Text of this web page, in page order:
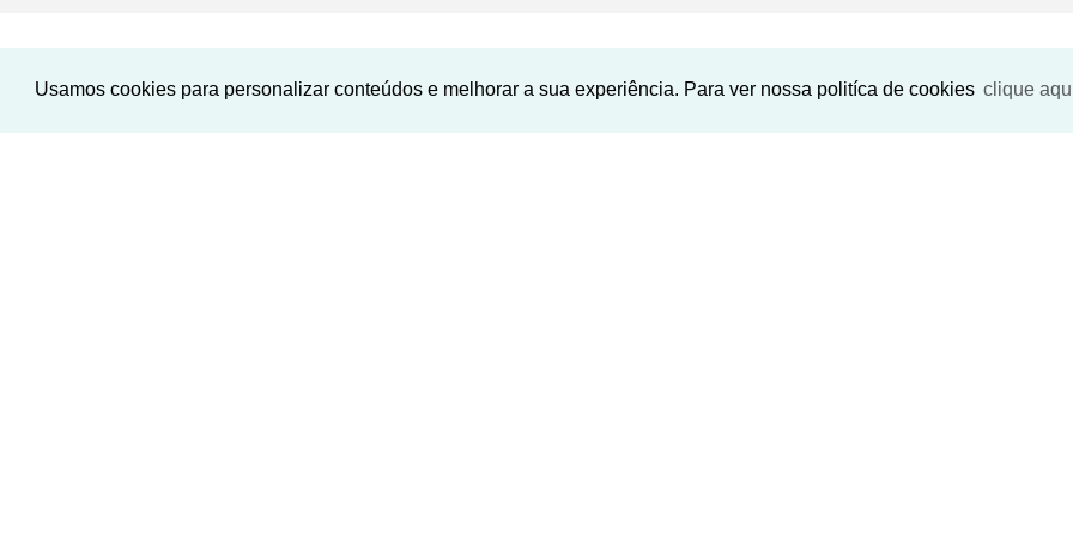
Usamos cookies para personalizar conteúdos e melhorar a sua experiência. Para ver nossa politíca de cookies clique
Imóveis Similares